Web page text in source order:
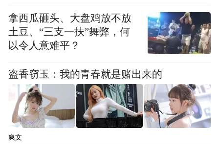
“放羊娃”闯荡剧团“主角”之争引出群像百态
秦娥（刘浩存饰）、花彩香（秦海璐饰）、
刘红兵（窦骁饰）、封潇潇（翟子路饰）、
米兰（王晓晨饰）等为代表的一组鲜活人物
群像。秦腔对于他们来说，有不同的意义：
拿西瓜砸头、大盘鸡放不放
土豆、“三支一扶”舞弊，何
以令人意难平？
盗香窃玉：我的青春就是赌出来的
爽文